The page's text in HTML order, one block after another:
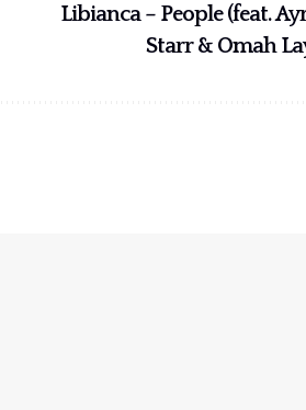
Libianca – People (feat.
Starr & Omah